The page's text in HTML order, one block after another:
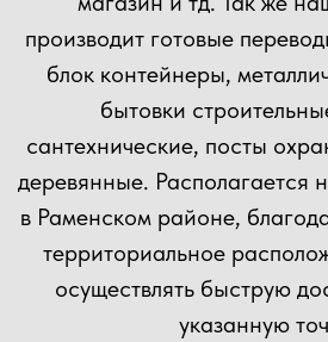
Прикрепить файл
Загрузить файлы